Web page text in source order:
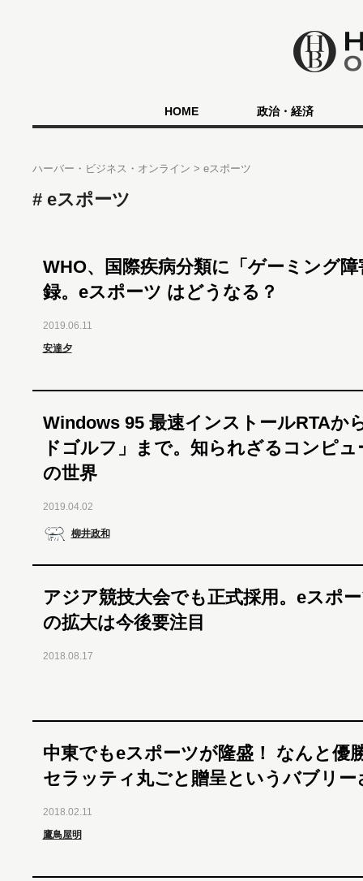
HOME 政治・経済
ハーバー・ビジネス・オンライン eスポーツ
eスポーツ
WHO、国際疾病分類に「ゲーミング障
録。eスポーツ はどうなる？
2019.06.11
安達夕
Windows 95 最速インストールRTAか
ドゴルフ」まで。知られざるコンピュ
の世界
2019.04.02
柳井政和
アジア競技大会でも正式採用。eスポ
の拡大は今後要注目
2018.08.17
中東でもeスポーツが隆盛！ なんと優
セラッティ丸ごと贈呈というバブリー
2018.02.11
鷹鳥屋明